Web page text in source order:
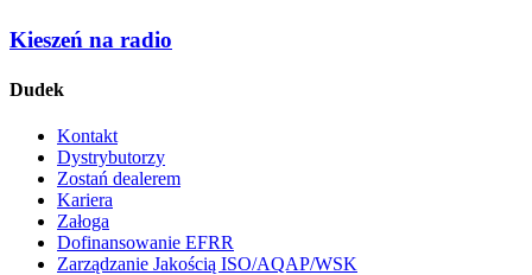
Kieszeń na radio
Dudek
Kontakt
Dystrybutorzy
Zostań dealerem
Kariera
Załoga
Dofinansowanie EFRR
Zarządzanie Jakością ISO/AQAP/WSK